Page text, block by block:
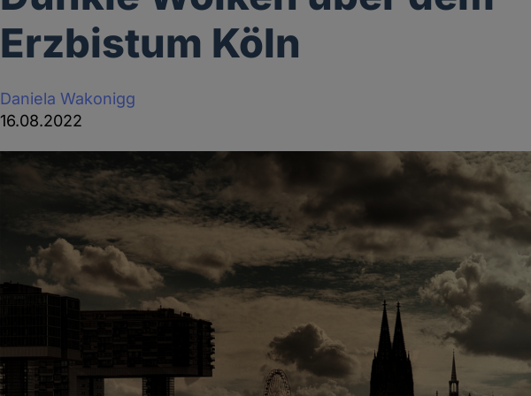
Erzbistum Köln
Daniela Wakonigg
16.08.2022